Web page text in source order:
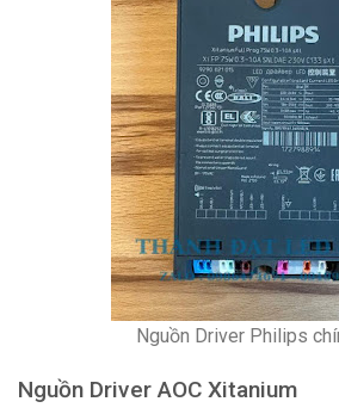
Nguồn Driver Philips
Nguồn Driver AOC Xitanium